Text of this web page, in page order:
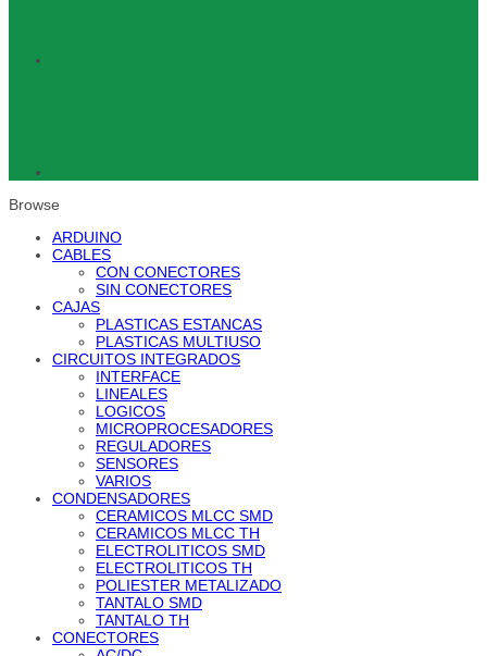
Browse
ARDUINO
CABLES
CON CONECTORES
SIN CONECTORES
CAJAS
PLASTICAS ESTANCAS
PLASTICAS MULTIUSO
CIRCUITOS INTEGRADOS
INTERFACE
LINEALES
LOGICOS
MICROPROCESADORES
REGULADORES
SENSORES
VARIOS
CONDENSADORES
CERAMICOS MLCC SMD
CERAMICOS MLCC TH
ELECTROLITICOS SMD
ELECTROLITICOS TH
POLIESTER METALIZADO
TANTALO SMD
TANTALO TH
CONECTORES